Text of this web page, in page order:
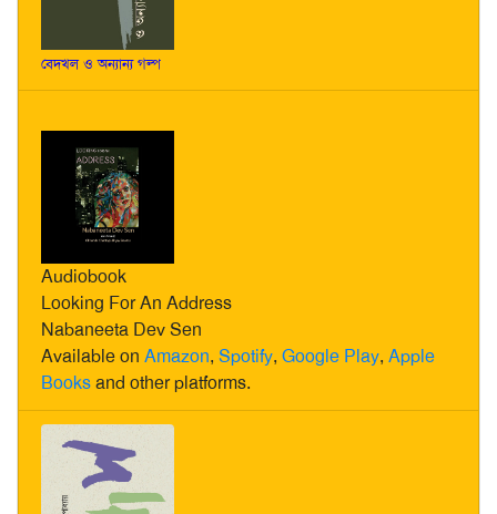
বেদখল ও অন্যান্য গল্প
Audiobook
Looking For An Address
Nabaneeta Dev Sen
Available on Amazon, Spotify, Google Play, Apple
Booksand other platforms.